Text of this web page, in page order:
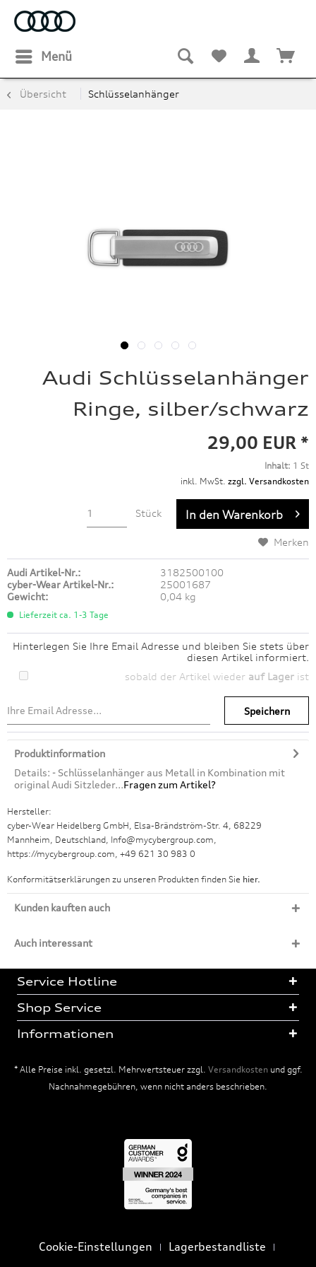
Menü
Übersicht Schlüsselanhänger
Audi Schlüsselanhänger
Ringe, silber/schwarz
29,00 EUR *
Inhalt: 1 St
inkl. MwSt. zzgl. Versandkosten
Stück In den Warenkorb
Merken
Audi Artikel-Nr.:
3182500100
cyber-Wear Artikel-Nr.:
25001687
Gewicht:
0,04 kg
Lieferzeit ca. 1-3 Tage
Hinterlegen Sie Ihre Email Adresse und bleiben Sie stets über
diesen Artikel informiert.
sobald der Artikel wieder auf Lager ist
Speichern
Produktinformation
Details: - Schlüsselanhänger aus Metall in Kombination mit
original Audi Sitzleder...Fragen zum Artikel?
Hersteller:
cyber-Wear Heidelberg GmbH, Elsa-Brändström-Str. 4, 68229
Mannheim, Deutschland, Info@mycybergroup.com,
https://mycybergroup.com, +49 621 30 983 0
Konformitätserklärungen zu unseren Produkten finden Sie hier.
Kunden kauften auch
Auch interessant
Service Hotline
Shop Service
Informationen
* Alle Preise inkl. gesetzl. Mehrwertsteuer zzgl. Versandkostenund ggf.
Nachnahmegebühren, wenn nicht anders beschrieben.
Cookie-Einstellungen Lagerbestandliste